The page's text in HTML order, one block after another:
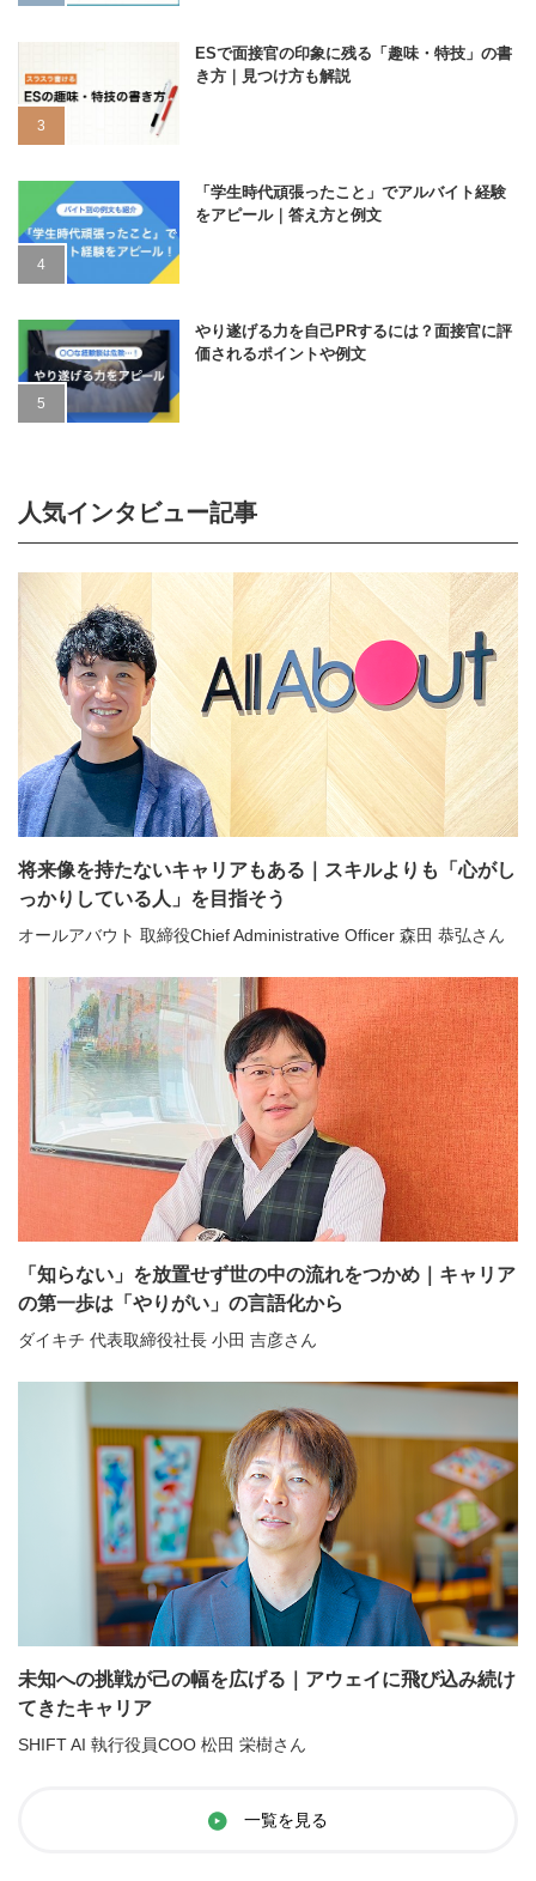
ESで面接官の印象に残る「趣味・特技」の書
き方｜見つけ方も解説
「学生時代頑張ったこと」でアルバイト経験
をアピール｜答え方と例文
やり遂げる力を自己PRするには？面接官に評
価されるポイントや例文
人気インタビュー記事
将来像を持たないキャリアもある｜スキルよりも「心がし
っかりしている人」を目指そう
オールアバウト 取締役Chief Administrative Officer 森田 恭弘さん
「知らない」を放置せず世の中の流れをつかめ｜キャリア
の第一歩は「やりがい」の言語化から
ダイキチ 代表取締役社長 小田 吉彦さん
未知への挑戦が己の幅を広げる｜アウェイに飛び込み続け
てきたキャリア
SHIFT AI 執行役員COO 松田 栄樹さん
一覧を見る